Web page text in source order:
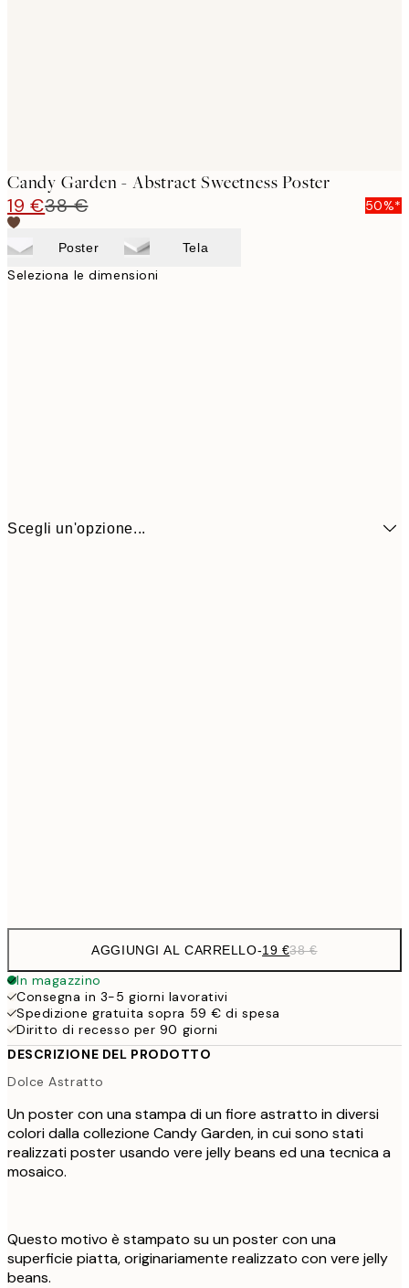
Candy Garden - Abstract Sweetness Poster
19 €38 € 50%*
Poster Tela
Seleziona le dimensioni
Scegli un'opzione...
AGGIUNGI AL CARRELLO-19 €38 €
In magazzino
Consegna in 3-5 giorni lavorativi
Spedizione gratuita sopra 59 € di spesa
Diritto di recesso per 90 giorni
DESCRIZIONE DEL PRODOTTO
Dolce Astratto
Un poster con una stampa di un fiore astratto in diversi
colori dalla collezione Candy Garden, in cui sono stati
realizzati poster usando vere jelly beans ed una tecnica a
mosaico.
Questo motivo è stampato su un poster con una
superficie piatta, originariamente realizzato con vere jelly
beans.